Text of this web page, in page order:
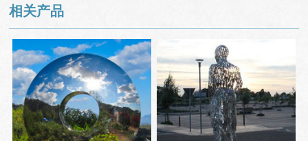
相关产品